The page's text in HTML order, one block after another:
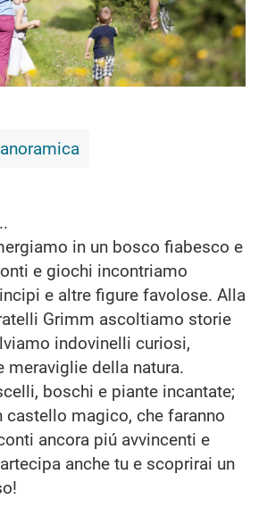
in un bosco fiabesco e
e giochi incontriamo
e altre figure favolose. Alla
Grimm ascoltiamo storie
indovinelli curiosi,
meraviglie della natura.
boschi e piante incantate;
castello magico, che faranno
ancora piú avvincenti e
anche tu e scoprirai un